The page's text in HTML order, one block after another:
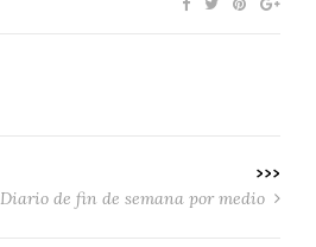
>>>
Diario de fin de semana por medio